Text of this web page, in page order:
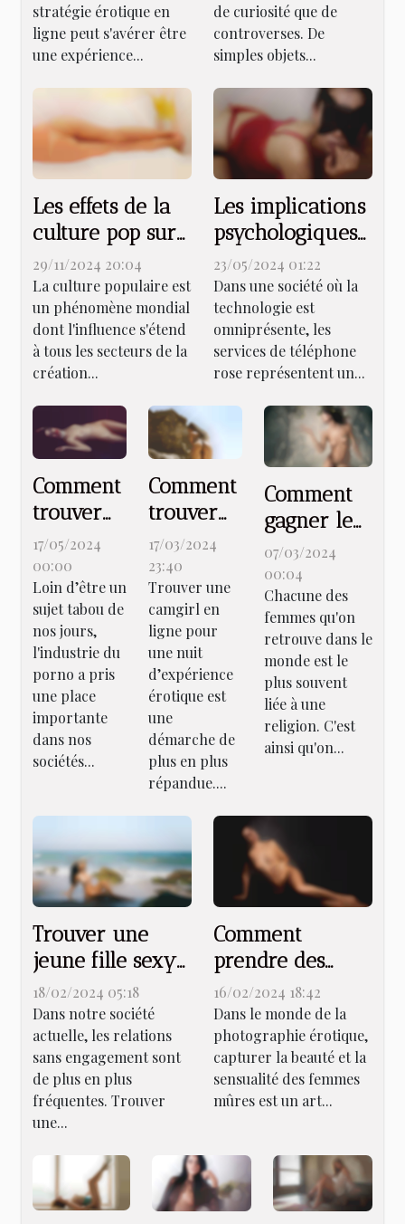
ligne
stratégie érotique en
ligne peut s'avérer être
une expérience...
modernes
de curiosité que de
controverses. De
simples objets...
Les effets de la
culture pop sur
le
développement
des vidéos
animées pour
adultes
29/11/2024 20:04
La culture populaire est
un phénomène mondial
dont l'influence s'étend
à tous les secteurs de la
création...
Les implications
psychologiques
de l'utilisation
des services de
téléphone rose
23/05/2024 01:22
Dans une société où la
technologie est
omniprésente, les
services de téléphone
rose représentent un...
Comment
trouver
un
amateur
du porno
pour un
plan culs
17/05/2024
00:00
Loin d’être un
sujet tabou de
nos jours,
l'industrie du
porno a pris
une place
importante
dans nos
sociétés...
Comment
trouver
une
camgirl
en ligne
pour
passer
une nuit
ensemble
?
17/03/2024
23:40
Trouver une
camgirl en
ligne pour
une nuit
d’expérience
érotique est
une
démarche de
plus en plus
répandue....
Comment
gagner le
cœur d'une
musulmane
pour vivre
une belle
histoire
d’amour ?
07/03/2024
00:04
Chacune des
femmes qu'on
retrouve dans le
monde est le
plus souvent
liée à une
religion. C'est
ainsi qu'on...
Trouver une
jeune fille sexy
et poilue pour
une relation
sans
engagement
18/02/2024 05:18
Dans notre société
actuelle, les relations
sans engagement sont
de plus en plus
fréquentes. Trouver
une...
Comment
prendre des
photos
séduisantes de
femmes mûres
pour des plans
cul ?
16/02/2024 18:42
Dans le monde de la
photographie érotique,
capturer la beauté et la
sensualité des femmes
mûres est un art...